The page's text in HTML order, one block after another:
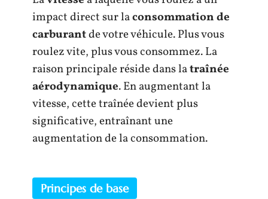
impact direct sur laconsommation de
carburantde votre véhicule. Plus vous
roulez vite, plus vous consommez. La
raison principale réside dans latraînée
aérodynamique. En augmentant la
vitesse, cette traînée devient plus
significative, entraînant une
augmentation de la consommation.
Principes de base